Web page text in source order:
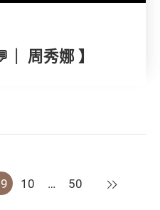
｜ 周秀娜 】
10 … 50 下一頁